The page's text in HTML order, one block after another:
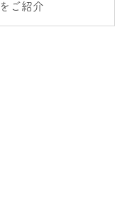
ご紹介